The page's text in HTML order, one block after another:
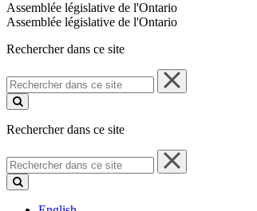
Assemblée législative de l'Ontario
Assemblée législative de l'Ontario
Rechercher dans ce site
Rechercher
dans
ce
Rechercher dans ce site
Rechercher
dans
ce